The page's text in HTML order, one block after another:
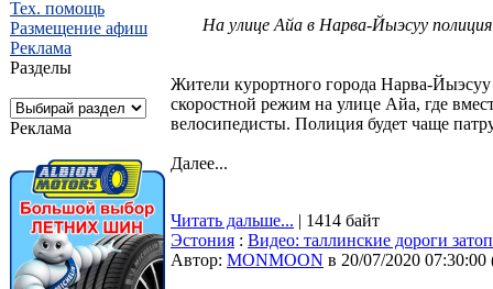
Тех. помощь
Размещение афиш
Реклама
Разделы
Реклама
На улице Айа в Нарва-Йыэсуу
Жители курортного города Нарва-
скоростной режим на улице Айа, где
велосипедисты. Полиция будет чаще
Далее...
Читать дальше... | 1414 байт
Эстония : Видео: таллинские дороги
Автор: MONMOON в 20/07/2020 07:30:00